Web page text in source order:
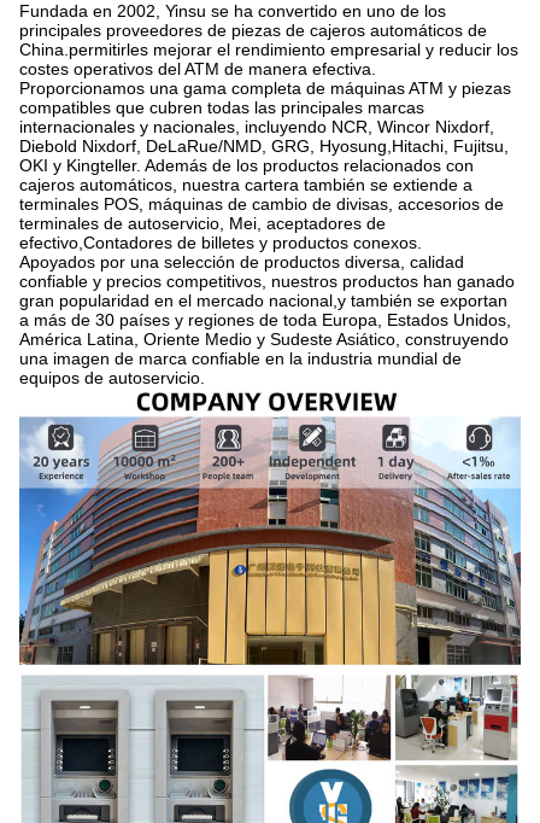
Fundada en 2002, Yinsu se ha convertido en uno de los
principales proveedores de piezas de cajeros automáticos de
China.permitirles mejorar el rendimiento empresarial y reducir los
costes operativos del ATM de manera efectiva.
Proporcionamos una gama completa de máquinas ATM y piezas
compatibles que cubren todas las principales marcas
internacionales y nacionales, incluyendo NCR, Wincor Nixdorf,
Diebold Nixdorf, DeLaRue/NMD, GRG, Hyosung,Hitachi, Fujitsu,
OKI y Kingteller. Además de los productos relacionados con
cajeros automáticos, nuestra cartera también se extiende a
terminales POS, máquinas de cambio de divisas, accesorios de
terminales de autoservicio, Mei, aceptadores de
efectivo,Contadores de billetes y productos conexos.
Apoyados por una selección de productos diversa, calidad
confiable y precios competitivos, nuestros productos han ganado
gran popularidad en el mercado nacional,y también se exportan
a más de 30 países y regiones de toda Europa, Estados Unidos,
América Latina, Oriente Medio y Sudeste Asiático, construyendo
una imagen de marca confiable en la industria mundial de
equipos de autoservicio.